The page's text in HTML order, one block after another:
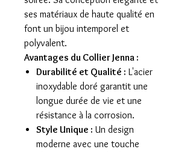
ses matériaux de haute qualité en
font un bijou intemporel et
polyvalent.
Avantages du Collier Jenna :
Durabilité et Qualité : L'acier
inoxydable doré garantit une
longue durée de vie et une
résistance à la corrosion.
Style Unique : Un design
moderne avec une touche